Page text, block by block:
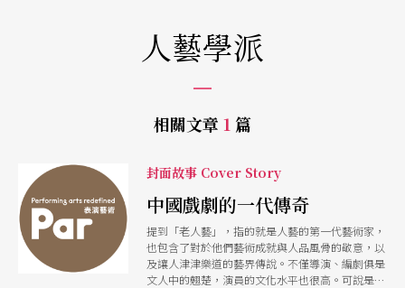
人藝學派
相關文章 1 篇
封面故事 Cover Story
中國戲劇的一代傳奇
提到「老人藝」，指的就是人藝的第一代藝術家，
也包含了對於他們藝術成就與人品風骨的敬意，以
及讓人津津樂道的藝界傳說。不僅導演、編劇俱是
文人中的翹楚，演員的文化水平也很高。可說是第